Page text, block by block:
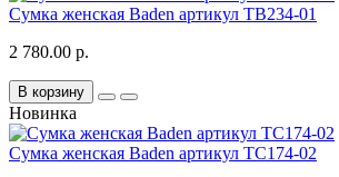
Сумка женская Baden артикул TB234-01
2 780.00 р.
В корзину
Новинка
Сумка женская Baden артикул TC174-02